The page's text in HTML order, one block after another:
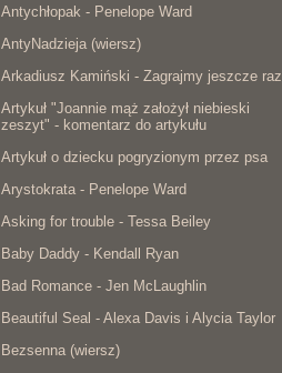
Antychłopak - Penelope Ward
AntyNadzieja (wiersz)
Arkadiusz Kamiński - Zagrajmy jeszcze raz
Artykuł "Joannie mąż założył niebieski
zeszyt" - komentarz do artykułu
Artykuł o dziecku pogryzionym przez psa
Arystokrata - Penelope Ward
Asking for trouble - Tessa Beiley
Baby Daddy - Kendall Ryan
Bad Romance - Jen McLaughlin
Beautiful Seal - Alexa Davis i Alycia Taylor
Bezsenna (wiersz)